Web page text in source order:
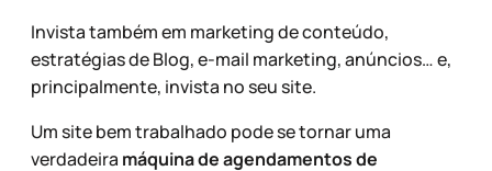
Invista também em marketing de conteúdo,
estratégias de Blog, e-mail marketing, anúncios… e,
principalmente, invista no seu site.
Um site bem trabalhado pode se tornar uma
verdadeira máquina de agendamentos de